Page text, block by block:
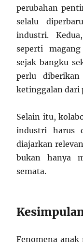
perubahan
selalu
industri.
seperti
sejak bangku
perlu
ketinggalan dari
Selain itu,
industri harus
diajarkan
bukan hanya
semata.
Fenomena anak